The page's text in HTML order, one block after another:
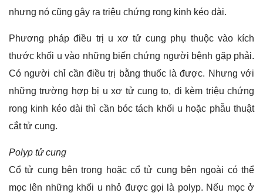
nhưng nó cũng gây ra triệu chứng rong kinh kéo dài.
Phương pháp điều trị u xơ tử cung phụ thuộc vào kích
thước khối u vào những biến chứng người bệnh gặp phải.
Có người chỉ cần điều trị bằng thuốc là được. Nhưng với
những trường hợp bị u xơ tử cung to, đi kèm triệu chứng
rong kinh kéo dài thì cần bóc tách khối u hoặc phẫu thuật
cắt tử cung.
Polyp tử cung
Cổ tử cung bên trong hoặc cổ tử cung bên ngoài có thể
mọc lên những khối u nhỏ được gọi là polyp. Nếu mọc ở